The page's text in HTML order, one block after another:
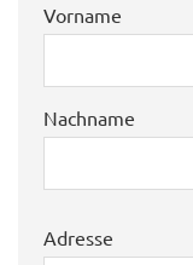
Vorname
Nachname
Adresse